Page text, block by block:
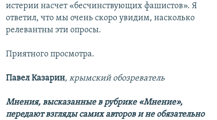
истерии насчет «бесчинствующих фашистов». Я
ответил, что мы очень скоро увидим, насколько
релевантны эти опросы.
Приятного просмотра.
Павел Казарин, крымский обозреватель
Мнения, высказанные в рубрике «Мнение»,
передают взгляды самих авторов и не обязательно